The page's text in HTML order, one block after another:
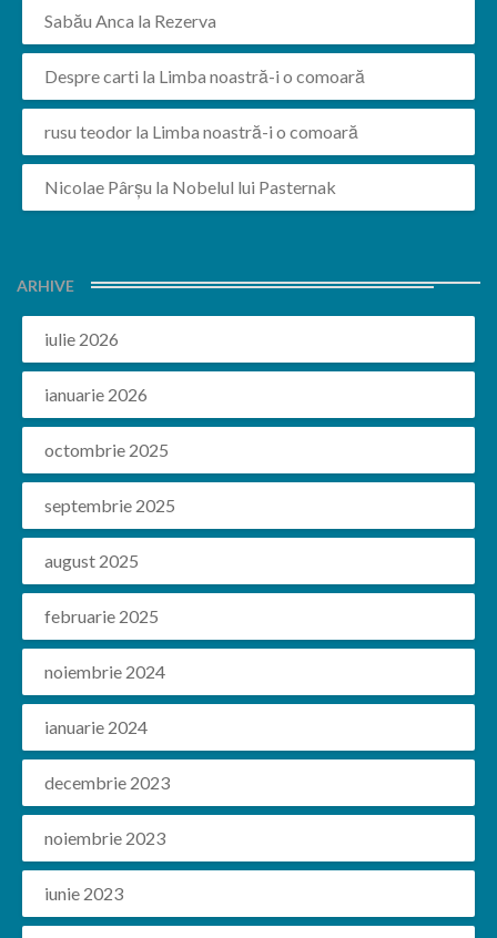
Sabău Anca la Rezerva
Despre carti la Limba noastră-i o comoară
rusu teodor la Limba noastră-i o comoară
Nicolae Pârșu la Nobelul lui Pasternak
ARHIVE
iulie 2026
ianuarie 2026
octombrie 2025
septembrie 2025
august 2025
februarie 2025
noiembrie 2024
ianuarie 2024
decembrie 2023
noiembrie 2023
iunie 2023